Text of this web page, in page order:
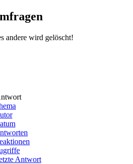
andere wird gelöscht!
Antwort